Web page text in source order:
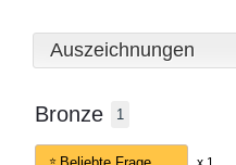
Auszeichnungen
Bronze 1